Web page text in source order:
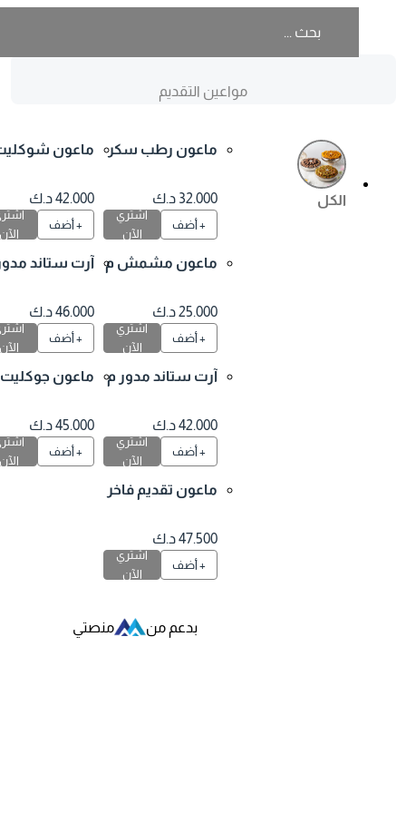
مواعين التقديم
الكل
ماعون رطب سكر
ة و الفستق غير م
غلف
32.000 د.ك
+ أضف
اشتري
الآن
ماعون شوكليت م
42.000 د.ك
+ أضف
اشتري
الآن
ماعون مشمش م
غير مغلف
25.000 د.ك
+ أضف
اشتري
الآن
آرت ستاند مدور ار
كليت و ورد
46.000 د.ك
+ أضف
اشتري
الآن
آرت ستاند مدور م
وكليت مشكل كيل
و و نص
42.000 د.ك
+ أضف
اشتري
الآن
ماعون جوكليت و
45.000 د.ك
+ أضف
اشتري
الآن
ماعون تقديم فاخر
47.500 د.ك
+ أضف
اشتري
الآن
بدعم من منصتي